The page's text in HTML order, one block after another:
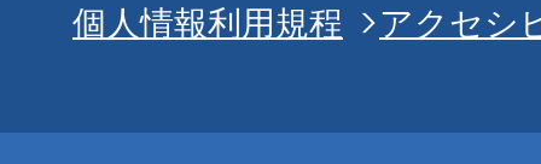
個人情報利用規程
アクセシ